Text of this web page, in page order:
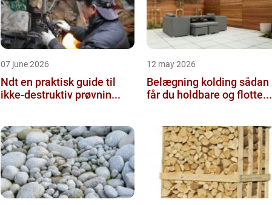
07 june 2026
Ndt en praktisk guide til
ikke-destruktiv prøvnin...
12 may 2026
Belægning kolding sådan
får du holdbare og flotte...